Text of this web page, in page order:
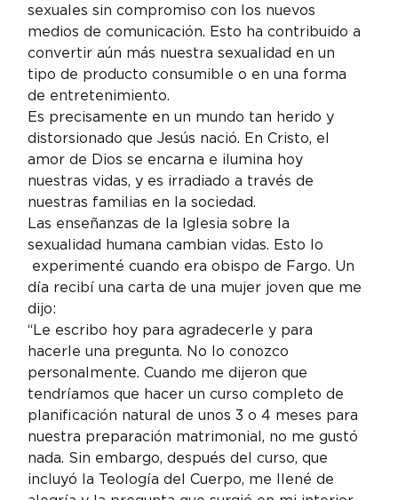
sexuales sin compromiso con los nuevos
medios de comunicación. Esto ha contribuido a
convertir aún más nuestra sexualidad en un
tipo de producto consumible o en una forma
de entretenimiento.
Es precisamente en un mundo tan herido y
distorsionado que Jesús nació. En Cristo, el
amor de Dios se encarna e ilumina hoy
nuestras vidas, y es irradiado a través de
nuestras familias en la sociedad.
Las enseñanzas de la Iglesia sobre la
sexualidad humana cambian vidas. Esto lo
experimenté cuando era obispo de Fargo. Un
día recibí una carta de una mujer joven que me
dijo:
“Le escribo hoy para agradecerle y para
hacerle una pregunta. No lo conozco
personalmente. Cuando me dijeron que
tendríamos que hacer un curso completo de
planificación natural de unos 3 o 4 meses para
nuestra preparación matrimonial, no me gustó
nada. Sin embargo, después del curso, que
incluyó la Teología del Cuerpo, me llené de